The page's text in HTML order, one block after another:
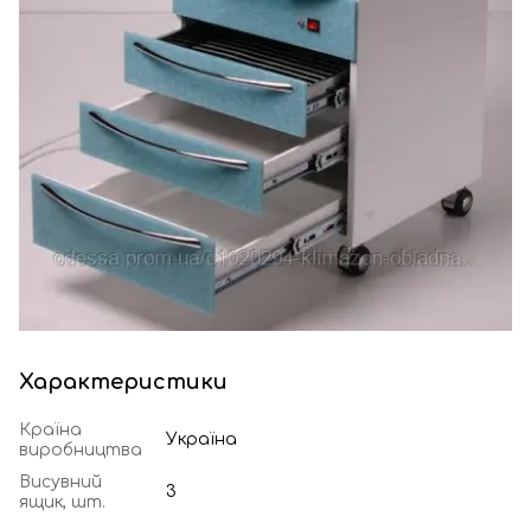
Характеристики
Країна
виробництва
Україна
Висувний
ящик, шт.
3